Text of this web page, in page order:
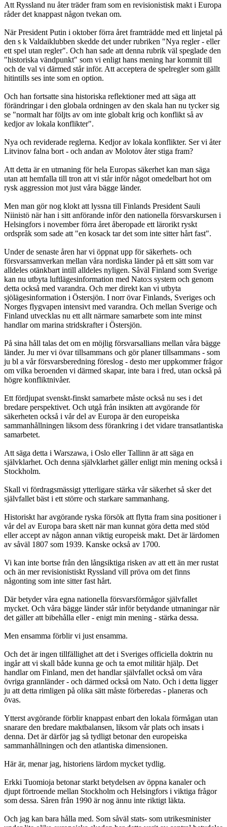
Att Ryssland nu åter träder fram som en revisionistisk makt i Europa
råder det knappast någon tvekan om.
När President Putin i oktober förra året framträdde med ett linjetal på
den s k Valdaiklubben skedde det under rubriken "Nya regler - eller
ett spel utan regler". Och han sade att denna rubrik väl speglade den
"historiska vändpunkt" som vi enligt hans mening har kommit till
och de val vi därmed står inför. Att acceptera de spelregler som gällt
hitintills ses inte som en option.
Och han fortsatte sina historiska reflektioner med att säga att
förändringar i den globala ordningen av den skala han nu tycker sig
se "normalt har följts av om inte globalt krig och konflikt så av
kedjor av lokala konflikter".
Nya och reviderade reglerna. Kedjor av lokala konflikter. Ser vi åter
Litvinov falna bort - och andan av Molotov åter stiga fram?
Att detta är en utmaning för hela Europas säkerhet kan man säga
utan att hemfalla till tron att vi står inför något omedelbart hot om
rysk aggression mot just våra bägge länder.
Men man gör nog klokt att lyssna till Finlands President Sauli
Niinistö när han i sitt anförande inför den nationella försvarskursen i
Helsingfors i november förra året åberopade ett lärorikt ryskt
ordspråk som sade att "en kosack tar det som inte sitter hårt fast".
Under de senaste åren har vi öppnat upp för säkerhets- och
försvarssamverkan mellan våra nordiska länder på ett sätt som var
alldeles otänkbart intill alldeles nyligen. Såväl Finland som Sverige
kan nu utbyta luftlägesinformation med Nato:s system och genom
detta också med varandra. Och mer direkt kan vi utbyta
sjölägesinformation i Östersjön. I norr övar Finlands, Sveriges och
Norges flygvapen intensivt med varandra. Och mellan Sverige och
Finland utvecklas nu ett allt närmare samarbete som inte minst
handlar om marina stridskrafter i Östersjön.
På sina håll talas det om en möjlig försvarsallians mellan våra bägge
länder. Ju mer vi övar tillsammans och gör planer tillsammans - som
ju bl a vår försvarsberedning föreslog - desto mer uppkommer frågor
om vilka beroenden vi därmed skapar, inte bara i fred, utan också på
högre konfliktnivåer.
Ett fördjupat svenskt-finskt samarbete måste också nu ses i det
bredare perspektivet. Och utgå från insikten att avgörande för
säkerheten också i vår del av Europa är den europeiska
sammanhållningen liksom dess förankring i det vidare transatlantiska
samarbetet.
Att säga detta i Warszawa, i Oslo eller Tallinn är att säga en
självklarhet. Och denna självklarhet gäller enligt min mening också i
Stockholm.
Skall vi fördragsmässigt ytterligare stärka vår säkerhet så sker det
självfallet bäst i ett större och starkare sammanhang.
Historiskt har avgörande ryska försök att flytta fram sina positioner i
vår del av Europa bara skett när man kunnat göra detta med stöd
eller accept av någon annan viktig europeisk makt. Det är lärdomen
av såväl 1807 som 1939. Kanske också av 1700.
Vi kan inte bortse från den långsiktiga risken av att ett än mer rustat
och än mer revisionistiskt Ryssland vill pröva om det finns
någonting som inte sitter fast hårt.
Där betyder våra egna nationella försvarsförmågor självfallet
mycket. Och våra bägge länder står inför betydande utmaningar när
det gäller att bibehålla eller - enigt min mening - stärka dessa.
Men ensamma förblir vi just ensamma.
Och det är ingen tillfällighet att det i Sveriges officiella doktrin nu
ingår att vi skall både kunna ge och ta emot militär hjälp. Det
handlar om Finland, men det handlar självfallet också om våra
övriga grannländer - och därmed också om Nato. Och i detta ligger
ju att detta rimligen på olika sätt måste förberedas - planeras och
övas.
Ytterst avgörande förblir knappast enbart den lokala förmågan utan
snarare den bredare maktbalansen, liksom vår plats och insats i
denna. Det är därför jag så tydligt betonar den europeiska
sammanhållningen och den atlantiska dimensionen.
Här är, menar jag, historiens lärdom mycket tydlig.
Erkki Tuomioja betonar starkt betydelsen av öppna kanaler och
djupt förtroende mellan Stockholm och Helsingfors i viktiga frågor
som dessa. Såren från 1990 är nog ännu inte riktigt läkta.
Och jag kan bara hålla med. Som såväl stats- som utrikesminister